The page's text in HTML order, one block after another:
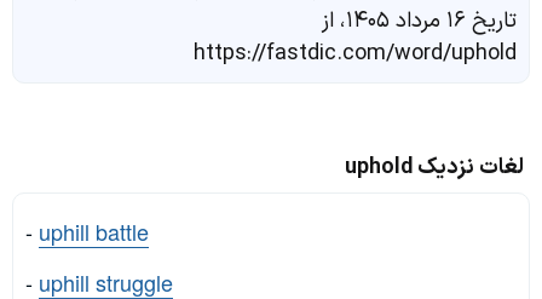
تاریخ ۱۶ مرداد ۱۴۰۵، از
https://fastdic.com/word/uphold
لغات نزدیک uphold
- uphill battle
- uphill struggle